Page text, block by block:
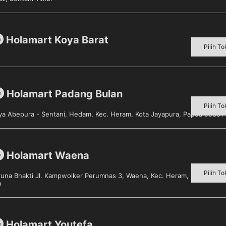
macam produk dalam satu
Holamart Koya Barat
Pilih
Holamart Padang Bulan
Abepura - Sentani, Hedam, Kec. Heram, Kota Jayapura, Papua 99351
Pilih
Holamart Waena
Bhakti Jl. Kampwolker Perumnas 3, Waena, Kec. Heram, Kota Pilih